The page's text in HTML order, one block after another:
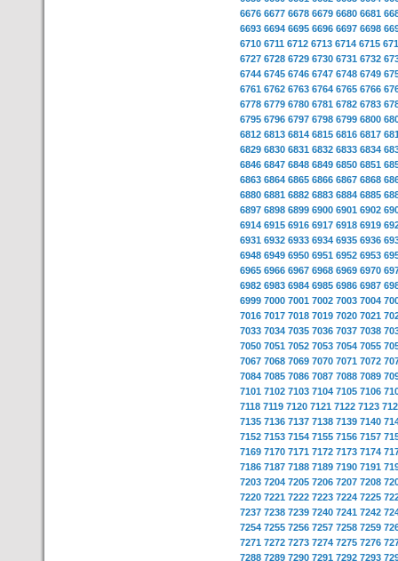
6676 6677 6678 6679 6680 6681
6693 6694 6695 6696 6697 6698
6710 6711 6712 6713 6714 6715
6727 6728 6729 6730 6731 6732
6744 6745 6746 6747 6748 6749
6761 6762 6763 6764 6765 6766
6778 6779 6780 6781 6782 6783
6795 6796 6797 6798 6799 6800
6812 6813 6814 6815 6816 6817
6829 6830 6831 6832 6833 6834
6846 6847 6848 6849 6850 6851
6863 6864 6865 6866 6867 6868
6880 6881 6882 6883 6884 6885
6897 6898 6899 6900 6901 6902
6914 6915 6916 6917 6918 6919
6931 6932 6933 6934 6935 6936
6948 6949 6950 6951 6952 6953
6965 6966 6967 6968 6969 6970
6982 6983 6984 6985 6986 6987
6999 7000 7001 7002 7003 7004
7016 7017 7018 7019 7020 7021
7033 7034 7035 7036 7037 7038
7050 7051 7052 7053 7054 7055
7067 7068 7069 7070 7071 7072
7084 7085 7086 7087 7088 7089
7101 7102 7103 7104 7105 7106
7118 7119 7120 7121 7122 7123
7135 7136 7137 7138 7139 7140
7152 7153 7154 7155 7156 7157
7169 7170 7171 7172 7173 7174
7186 7187 7188 7189 7190 7191
7203 7204 7205 7206 7207 7208
7220 7221 7222 7223 7224 7225
7237 7238 7239 7240 7241 7242
7254 7255 7256 7257 7258 7259
7271 7272 7273 7274 7275 7276
7288 7289 7290 7291 7292 7293